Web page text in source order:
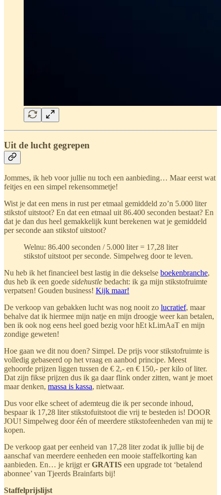
Uit de lucht gegrepen
Jommes, ik heb voor jullie nu toch een aanbieding… Maar eerst wat
feitjes en een simpel rekensommetje!
Wist je dat een mens in rust per etmaal gemiddeld zo’n 5.000 liter
stikstof uitstoot? En dat een etmaal uit 86.400 seconden bestaat? En
dat je dan dus heel gemakkelijk kunt berekenen wat je gemiddeld
per seconde aan stikstof uitstoot?
Welnu: 86.400 seconden / 5.000 liter = 17,28 liter
stikstof uitstoot per seconde. Simpelweg door te leven.
Nu heb ik het financieel best lastig in die dekselse boekenbranche,
dus heb ik een goede sidehustle bedacht: ik ga mijn stikstofruimte
verpatsen! Gouden business! Kijk maar!
De verkoop van gebakken lucht was nog nooit zo lucratief, maar
behalve dat ik hiermee mijn natje en mijn droogje weer kan betalen,
ben ik ook nog eens heel goed bezig voor hEt kLimAaT en mijn
zondige geweten!
Hoe gaan we dit nou doen? Simpel. De prijs voor stikstofruimte is
volledig gebaseerd op het vraag en aanbod principe. Meest
gehoorde prijzen liggen tussen de € 2,- en € 150,- per kilo of liter.
Dat zijn fikse prijzen dus ik ga daar flink onder zitten, want je moet
maar denken, massa is kassa, nietwaar.
Dus voor elke scheet of ademteug die ik per seconde inhoud,
bespaar ik 17,28 liter stikstofuitstoot die vrij te besteden is! DOOR
JOU! Simpelweg door één of meerdere stikstofeenheden van mij te
kopen.
De verkoop gaat per eenheid van 17,28 liter zodat ik jullie bij de
aanschaf van meerdere eenheden een mooie staffelkorting kan
aanbieden. En… je krijgt erGRATIS een upgrade tot ‘betalend
abonnee’ van Tjeerds Brainfarts bij!
Staffelprijslijst